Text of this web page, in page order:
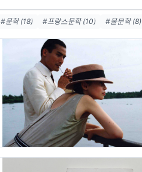
#문학 (18) #프랑스문학 (10)
#불문학 (8)